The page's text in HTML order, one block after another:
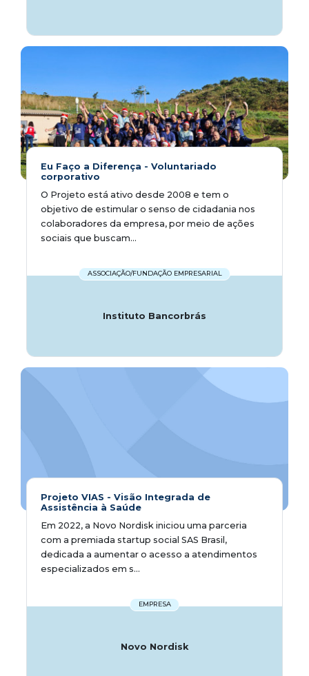
Eu Faço a Diferença - Voluntariado
corporativo
O Projeto está ativo desde 2008 e tem o
objetivo de estimular o senso de cidadania nos
colaboradores da empresa, por meio de ações
sociais que buscam...
ASSOCIAÇÃO/FUNDAÇÃO EMPRESARIAL
Instituto Bancorbrás
Projeto VIAS - Visão Integrada de
Assistência à Saúde
Em 2022, a Novo Nordisk iniciou uma parceria
com a premiada startup social SAS Brasil,
dedicada a aumentar o acesso a atendimentos
especializados em s...
EMPRESA
Novo Nordisk